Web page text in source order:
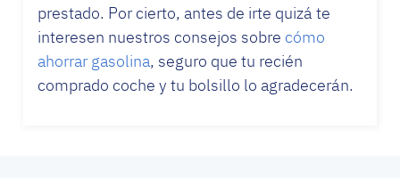
prestado. Por cierto, antes de irte quizá te
interesen nuestros consejos sobre cómo
ahorrar gasolina, seguro que tu recién
comprado coche y tu bolsillo lo agradecerán.